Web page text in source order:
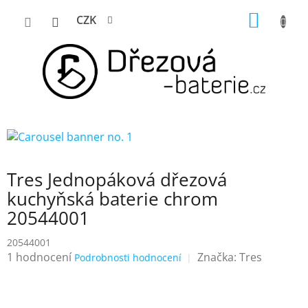
CZK
Tres Jednopáková dřezová
kuchyňská baterie chrom
20544001
20544001
Průměrné
1 hodnocení Podrobnosti hodnocení Značka: Tres